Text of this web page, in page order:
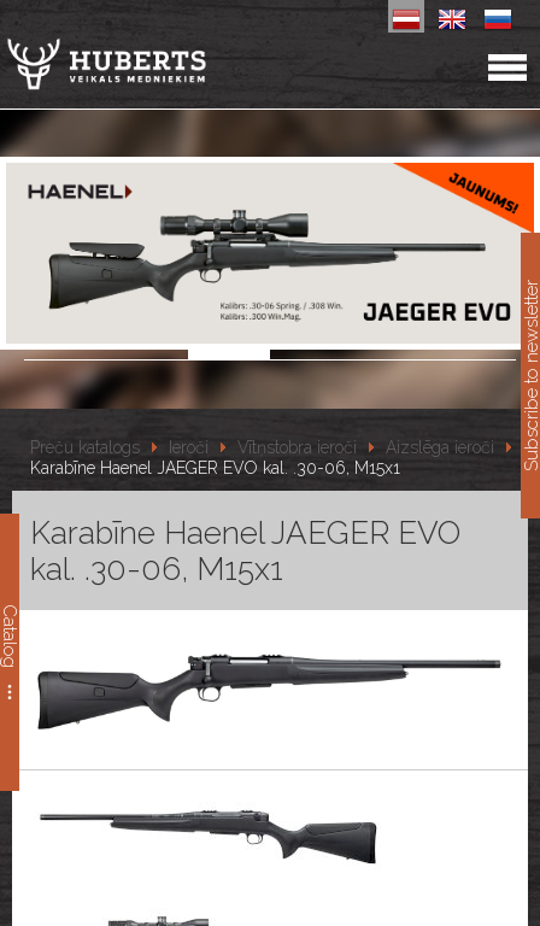
Catalog
Preču katalogs Ieroči Vītņstobra ieroči
Aizslēga ieroči
Karabīne Haenel JAEGER EVO kal. .30-06, M15x1
Karabīne Haenel JAEGER EVO
kal. .30-06, M15x1
Subscribe